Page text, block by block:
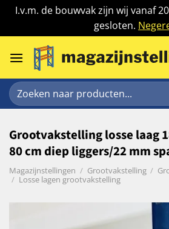
I.v.m. de bouwvak zijn wij vanaf
gesloten.
naar
Zoeken
naar:
Grootvakstelling losse laag
80 cm diep liggers/22 mm
Magazijnstellingen / Grootvakstelling /
/ Losse lagen grootvakstelling